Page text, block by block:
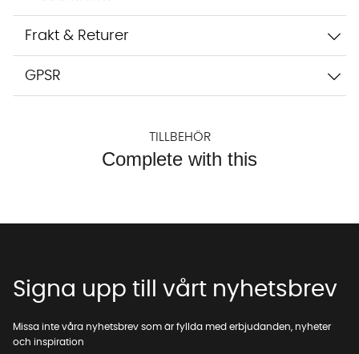
Frakt & Returer
GPSR
TILLBEHÖR
Complete with this
Signa upp till vårt nyhetsbrev
Missa inte våra nyhetsbrev som är fyllda med erbjudanden, nyheter
och inspiration